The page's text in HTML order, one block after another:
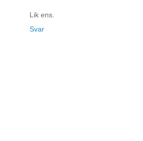
Lik ens.
Svar